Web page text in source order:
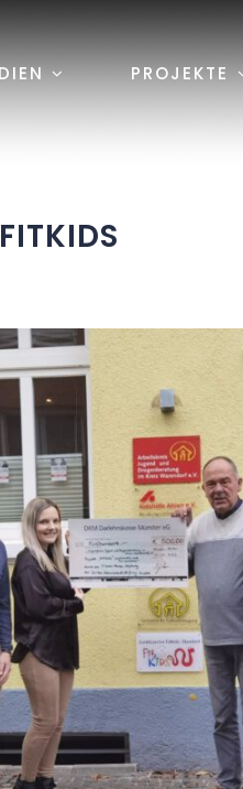
PROJEKTE